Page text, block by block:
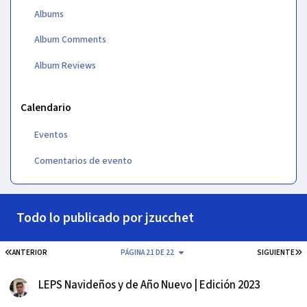
Albums
Album Comments
Album Reviews
Calendario
Eventos
Comentarios de evento
Todo lo publicado por jzucchet
PRIMERA PÁGINA
ANTERIOR SIGUIENTE
PÁGINA 21 DE 22
LEPS Navideños y de Año Nuevo | Edición 2023